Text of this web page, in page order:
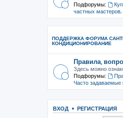
Подфорумы:
частных мастеров,
ПОДДЕРЖКА ФОРУМА
КОНДИЦИОНИРОВАНИЕ
Правила,
Здесь можно
Подфорумы:
Часто
ВХОД • РЕГИСТРАЦИЯ